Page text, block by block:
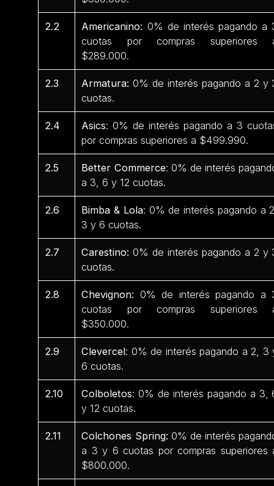
2.2 Americanino: 0% de interés pagando a
cuotas por compras superiores
$289.000.
2.3 Armatura: 0% de interés pagando a 2 y
cuotas.
2.4 Asics: 0% de interés pagando a 3
por compras superiores a $499.990.
2.5 Better Commerce: 0% de interés
a 3, 6 y 12 cuotas.
2.6 Bimba & Lola: 0% de interés pagando a
3 y 6 cuotas.
2.7 Carestino: 0% de interés pagando a 2 y
cuotas.
2.8 Chevignon: 0% de interés pagando a
cuotas por compras superiores
$350.000.
2.9 Clevercel: 0% de interés pagando a 2, 3
6 cuotas.
2.10 Colboletos: 0% de interés pagando a 3,
y 12 cuotas.
2.11 Colchones Spring: 0% de interés
a 3 y 6 cuotas por compras superiores
$800.000.